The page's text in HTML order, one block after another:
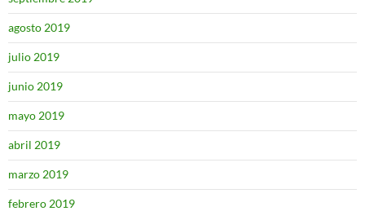
agosto 2019
julio 2019
junio 2019
mayo 2019
abril 2019
marzo 2019
febrero 2019